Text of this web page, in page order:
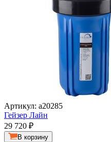
Артикул: а20285
Гейзер Лайн
29 720 ₽
В корзину